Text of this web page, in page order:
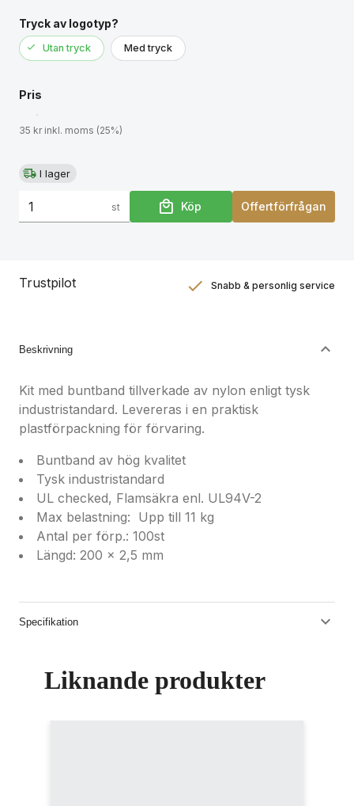
- UL checked, Flamsäkra enl. UL94V-2
- Max belastning: Upp till 11 kg
- Antal per förp.: 100st
Tryck av logotyp?
Utan tryck Med tryck
Pris
35 kr inkl. moms (25%)
I lager
st Köp Offertförfrågan
Trustpilot Snabb & personlig service
Beskrivning
Kit med buntband tillverkade av nylon enligt tysk
industristandard. Levereras i en praktisk
plastförpackning för förvaring.
Buntband av hög kvalitet
Tysk industristandard
UL checked, Flamsäkra enl. UL94V-2
Max belastning: Upp till 11 kg
Antal per förp.: 100st
Längd: 200 x 2,5 mm
Specifikation
Liknande produkter